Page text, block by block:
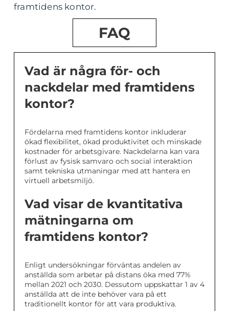
framtidens kontor.
FAQ
Vad är några för- och
nackdelar med framtidens
kontor?
Fördelarna med framtidens kontor inkluderar
ökad flexibilitet, ökad produktivitet och minskade
kostnader för arbetsgivare. Nackdelarna kan vara
förlust av fysisk samvaro och social interaktion
samt tekniska utmaningar med att hantera en
virtuell arbetsmiljö.
Vad visar de kvantitativa
mätningarna om
framtidens kontor?
Enligt undersökningar förväntas andelen av
anställda som arbetar på distans öka med 77%
mellan 2021 och 2030. Dessutom uppskattar 1 av 4
anställda att de inte behöver vara på ett
traditionellt kontor för att vara produktiva.